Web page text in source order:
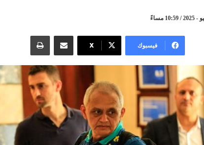
فيسبوك X
مشاركة عبر البريد طباعة